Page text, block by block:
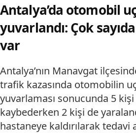
Antalya’da otomobil
yuvarlandı: Çok
var
Antalya’nın Manavgat
trafik kazasında otomobilin
yuvarlaması sonucunda 5 kişi
kaybederken 2 kişi de
hastaneye kaldırılarak tedavi